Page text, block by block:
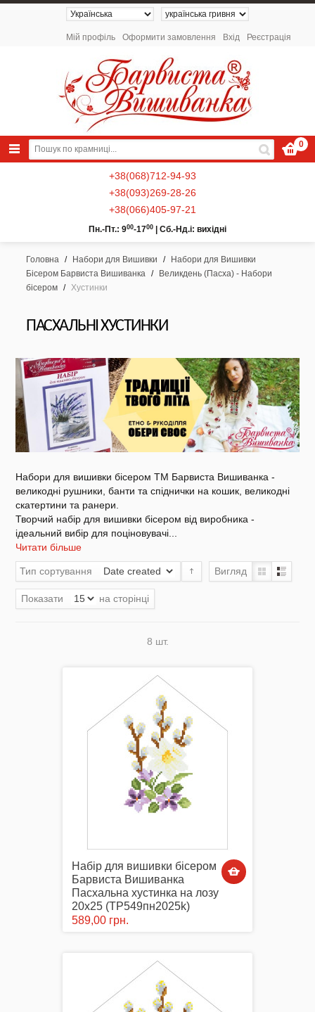
Мій профіль Оформити замовлення Вхід Реєстрація
0
+38(068)712-94-93
+38(093)269-28-26
+38(066)405-97-21
Пн.-Пт.: 900-1700 Сб.-Нд.і: вихідні
NEW 2026 - Колекція «Українські
Натюрморти» / Схеми для вишивки
NEW DROP 26 - МОТАНКА
NEW - Колекція «Шедеври української
культури» / Схеми для вишивки
NEW 2026 - "Українська айдентика -
проєкт про вишиванки"
Нова колекція - НАША: ЗЕМЛЯ, НЕБО,
КРАЇНА / Вишиванки
Заготовки для вишивки Бісером/Нитками
Набори для Вишивки
Комплектуючі
Головна / Набори для Вишивки /
Набори для Вишивки
Бісером Барвиста Вишиванка
/
Великдень (Пасха) - Набори
бісером
/ Хустинки
ПАСХАЛЬНІ ХУСТИНКИ
Набори для вишивки бісером ТМ Барвиста Вишиванка -
великодні рушники, банти та спіднички на кошик, великодні
скатертини та ранери.
Творчий набір для вишивки бісером від виробника -
ідеальний вибір для поціновувачі...
Читати більше
Тип сортування Вигляд
Показати на сторінці
8 шт.
Набір для вишивки бісером
Барвиста Вишиванка
Пасхальна хустинка на лозу
20х25 (ТР549пн2025k)
589,00 грн.